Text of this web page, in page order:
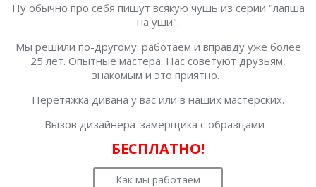
Ну обычно про себя пишут всякую чушь из серии "лапша
на уши".
Мы решили по-другому: работаем и вправду уже более
25 лет. Опытные мастера. Нас советуют друзьям,
знакомым и это приятно…
Перетяжка дивана у вас или в наших мастерских.
Вызов дизайнера-замерщика с образцами -
БЕСПЛАТНО!
Как мы работаем